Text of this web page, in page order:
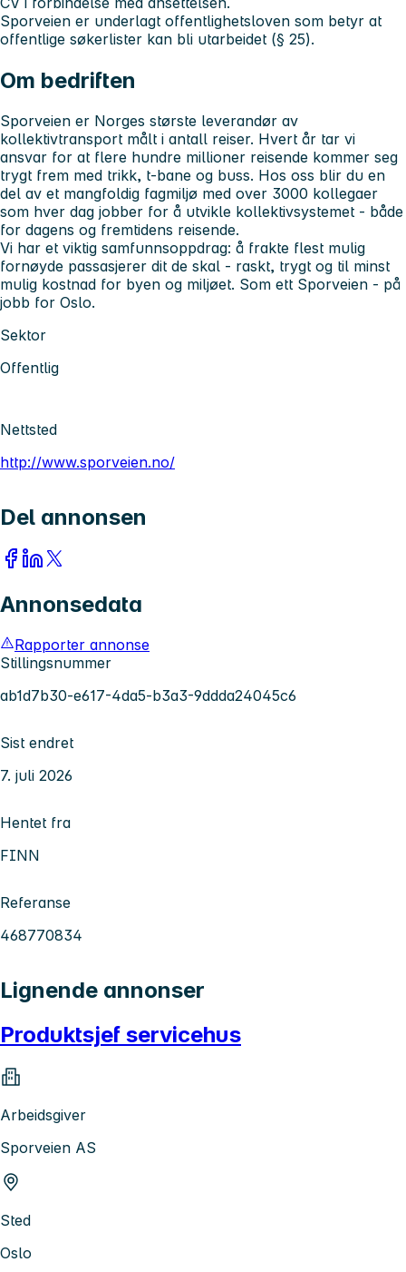
Sporveien er underlagt offentlighetsloven som betyr at
offentlige søkerlister kan bli utarbeidet (§ 25).
Om bedriften
Sporveien er Norges største leverandør av
kollektivtransport målt i antall reiser. Hvert år tar vi
ansvar for at flere hundre millioner reisende kommer seg
trygt frem med trikk, t-bane og buss. Hos oss blir du en
del av et mangfoldig fagmiljø med over 3000 kollegaer
som hver dag jobber for å utvikle kollektivsystemet - både
for dagens og fremtidens reisende.
Vi har et viktig samfunnsoppdrag: å frakte flest mulig
fornøyde passasjerer dit de skal - raskt, trygt og til minst
mulig kostnad for byen og miljøet. Som ett Sporveien - på
jobb for Oslo.
Sektor
Offentlig
Nettsted
http://www.sporveien.no/
Del annonsen
Annonsedata
Rapporter annonse
Stillingsnummer
ab1d7b30-e617-4da5-b3a3-9ddda24045c6
Sist endret
7. juli 2026
Hentet fra
FINN
Referanse
468770834
Lignende annonser
Produktsjef servicehus
Arbeidsgiver
Sporveien AS
Sted
Oslo